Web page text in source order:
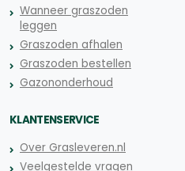
Wanneer graszoden
leggen
Graszoden afhalen
Graszoden bestellen
Gazononderhoud
KLANTENSERVICE
Over Grasleveren.nl
Veelgestelde vragen